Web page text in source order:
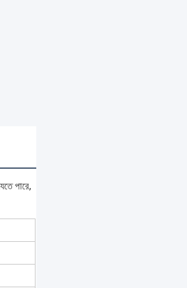
পারে,